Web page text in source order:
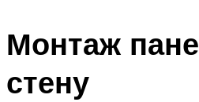
Монтаж
стену